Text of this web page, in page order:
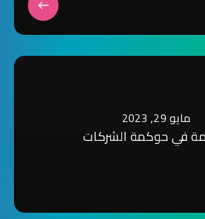
مايو 29, 2023
في حوكمة الشركات